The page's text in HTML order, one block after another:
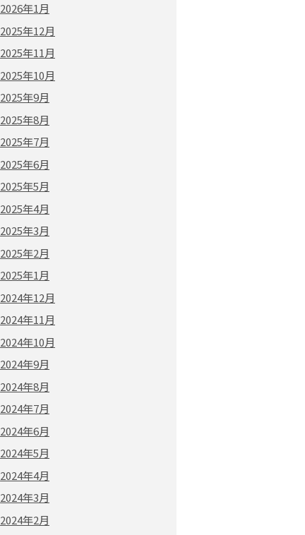
2026年1月
2025年12月
2025年11月
2025年10月
2025年9月
2025年8月
2025年7月
2025年6月
2025年5月
2025年4月
2025年3月
2025年2月
2025年1月
2024年12月
2024年11月
2024年10月
2024年9月
2024年8月
2024年7月
2024年6月
2024年5月
2024年4月
2024年3月
2024年2月